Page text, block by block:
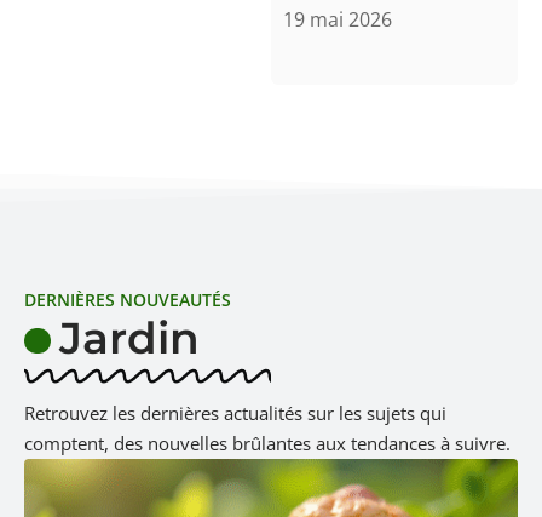
19 mai 2026
DERNIÈRES NOUVEAUTÉS
Jardin
Retrouvez les dernières actualités sur les sujets qui
comptent, des nouvelles brûlantes aux tendances à suivre.